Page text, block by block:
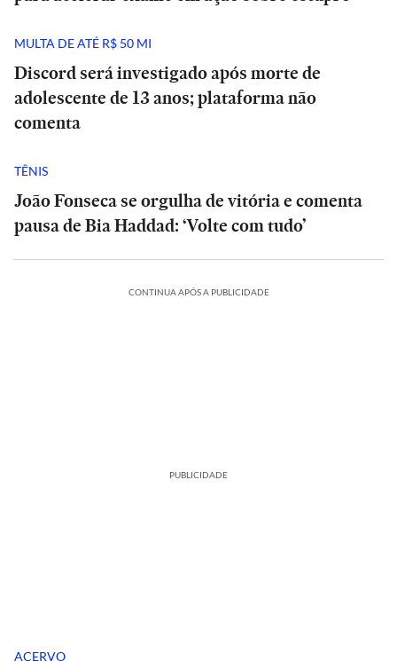
MULTA DE ATÉ R$ 50 MI
Discord será investigado após morte de
adolescente de 13 anos; plataforma não
comenta
TÊNIS
João Fonseca se orgulha de vitória e comenta
pausa de Bia Haddad: ‘Volte com tudo’
CONTINUA APÓS A PUBLICIDADE
PUBLICIDADE
ACERVO